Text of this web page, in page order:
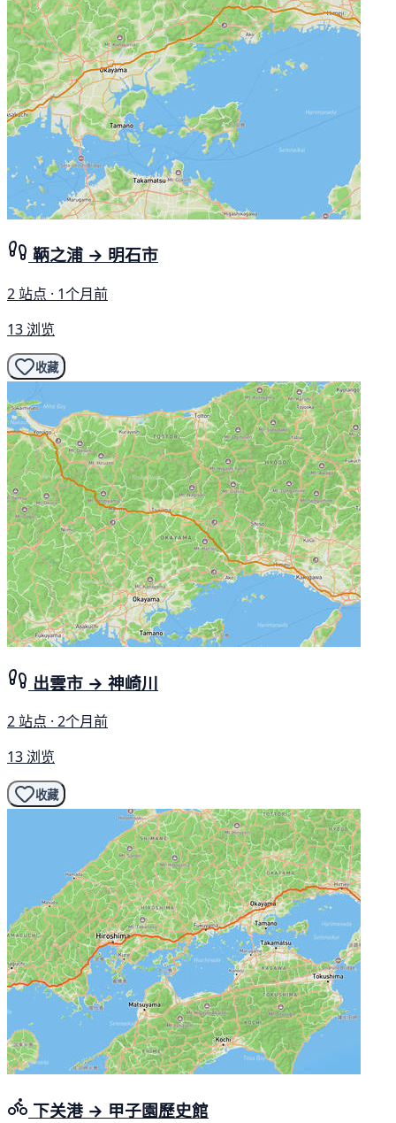
鞆之浦 → 明石市
2 站点 · 1个月前
13 浏览
收藏
出雲市 → 神崎川
2 站点 · 2个月前
13 浏览
收藏
下关港 → 甲子園歷史館